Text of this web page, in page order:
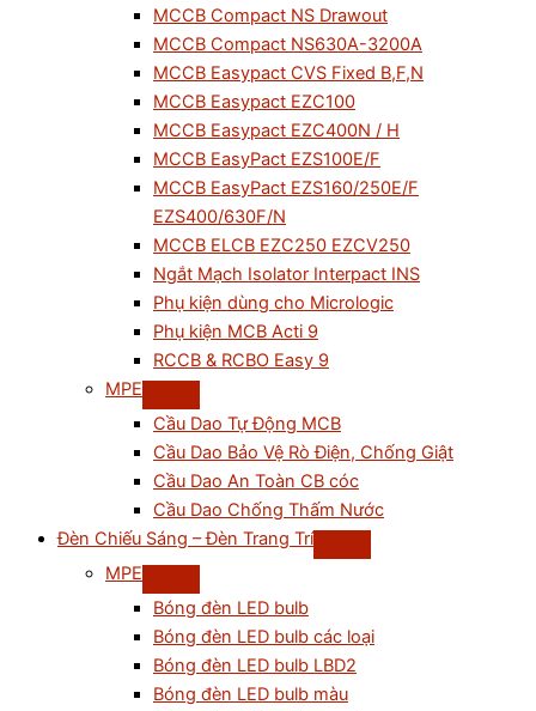
MCCB Compact NS Drawout
MCCB Compact NS630A-3200A
MCCB Easypact CVS Fixed B,F,N
MCCB Easypact EZC100
MCCB Easypact EZC400N / H
MCCB EasyPact EZS100E/F
MCCB EasyPact EZS160/250E/F
EZS400/630F/N
MCCB ELCB EZC250 EZCV250
Ngắt Mạch Isolator Interpact INS
Phụ kiện dùng cho Micrologic
Phụ kiện MCB Acti 9
RCCB & RCBO Easy 9
MPE
Cầu Dao Tự Động MCB
Cầu Dao Bảo Vệ Rò Điện, Chống Giật
Cầu Dao An Toàn CB cóc
Cầu Dao Chống Thấm Nước
Đèn Chiếu Sáng – Đèn Trang Trí
MPE
Bóng đèn LED bulb
Bóng đèn LED bulb các loại
Bóng đèn LED bulb LBD2
Bóng đèn LED bulb màu